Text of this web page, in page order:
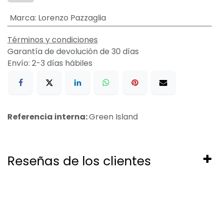
Marca: Lorenzo Pazzaglia
Términos y condiciones
Garantía de devolución de 30 días
Envío: 2-3 días hábiles
Referencia interna:Green Island
Reseñas de los clientes